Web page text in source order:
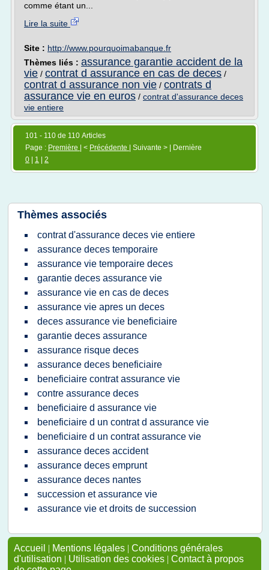
comme étant un...
Lire la suite
Site : http://www.pourquoimabanque.fr
Thèmes liés : assurance garantie accident de la
vie / contrat d assurance en cas de deces /
contrat d assurance non vie / contrats d
assurance vie en euros / contrat d'assurance deces
vie entiere
101 - 110 de 110 Articles
Page : Première | < Précédente
| Suivante > | Dernière
0
1 2
Thèmes associés
contrat d'assurance deces vie entiere
assurance deces temporaire
assurance vie temporaire deces
garantie deces assurance vie
assurance vie en cas de deces
assurance vie apres un deces
deces assurance vie beneficiaire
garantie deces assurance
assurance risque deces
assurance deces beneficiaire
beneficiaire contrat assurance vie
contre assurance deces
beneficiaire d assurance vie
beneficiaire d un contrat d assurance vie
beneficiaire d un contrat assurance vie
assurance deces accident
assurance deces emprunt
assurance deces nantes
succession et assurance vie
assurance vie et droits de succession
Accueil | Mentions légales | Conditions générales
d'utilisation | Utilisation des cookies | Contact à propos